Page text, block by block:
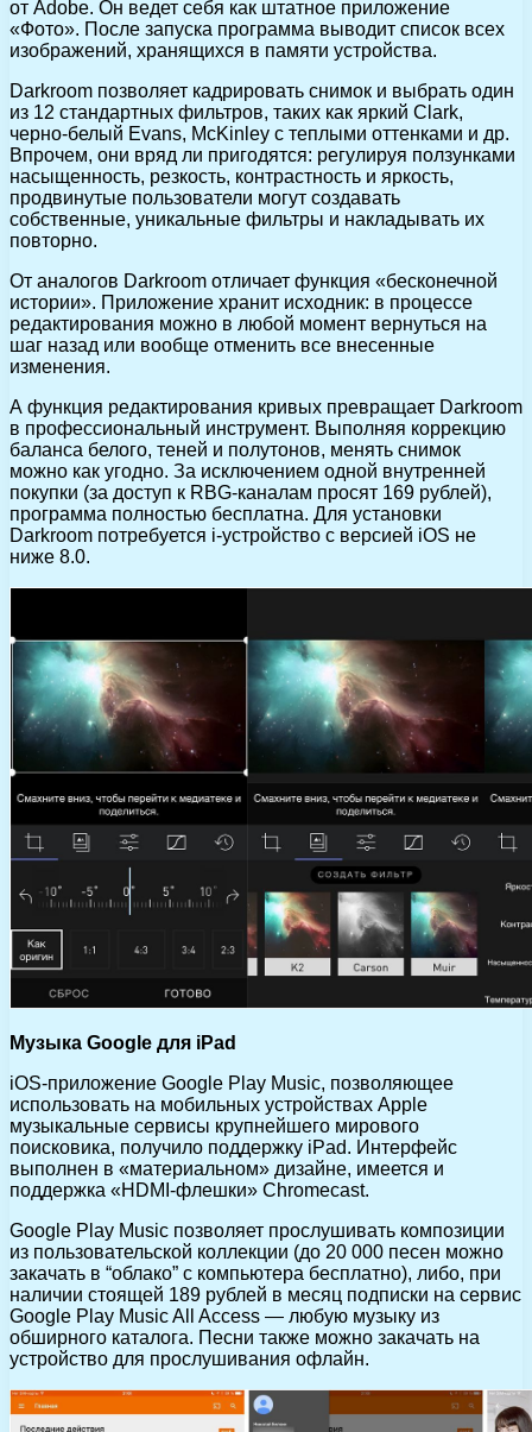
от Adobe. Он ведет себя как штатное приложение
«Фото». После запуска программа выводит список всех
изображений, хранящихся в памяти устройства.
Darkroom позволяет кадрировать снимок и выбрать один
из 12 стандартных фильтров, таких как яркий Clark,
черно-белый Evans, McKinley с теплыми оттенками и др.
Впрочем, они вряд ли пригодятся: регулируя ползунками
насыщенность, резкость, контрастность и яркость,
продвинутые пользователи могут создавать
собственные, уникальные фильтры и накладывать их
повторно.
От аналогов Darkroom отличает функция «бесконечной
истории». Приложение хранит исходник: в процессе
редактирования можно в любой момент вернуться на
шаг назад или вообще отменить все внесенные
изменения.
А функция редактирования кривых превращает Darkroom
в профессиональный инструмент. Выполняя коррекцию
баланса белого, теней и полутонов, менять снимок
можно как угодно. За исключением одной внутренней
покупки (за доступ к RBG-каналам просят 169 рублей),
программа полностью бесплатна. Для установки
Darkroom потребуется i-устройство с версией iOS не
ниже 8.0.
Музыка Google для iPad
iOS-приложение Google Play Music, позволяющее
использовать на мобильных устройствах Apple
музыкальные сервисы крупнейшего мирового
поисковика, получило поддержку iPad. Интерфейс
выполнен в «материальном» дизайне, имеется и
поддержка «HDMI-флешки» Chromecast.
Google Play Music позволяет прослушивать композиции
из пользовательской коллекции (до 20 000 песен можно
закачать в “облако” с компьютера бесплатно), либо, при
наличии стоящей 189 рублей в месяц подписки на сервис
Google Play Music All Access — любую музыку из
обширного каталога. Песни также можно закачать на
устройство для прослушивания офлайн.